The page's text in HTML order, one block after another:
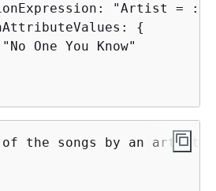
"Artist =
{
One You Know"
the songs by an